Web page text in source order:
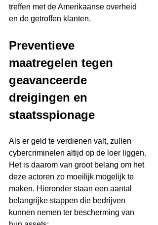
treffen met de Amerikaanse overheid
en de getroffen klanten.
Preventieve
maatregelen tegen
geavanceerde
dreigingen en
staatsspionage
Als er geld te verdienen valt, zullen
cybercriminelen altijd op de loer liggen.
Het is daarom van groot belang om het
deze actoren zo moeilijk mogelijk te
maken. Hieronder staan een aantal
belangrijke stappen die bedrijven
kunnen nemen ter bescherming van